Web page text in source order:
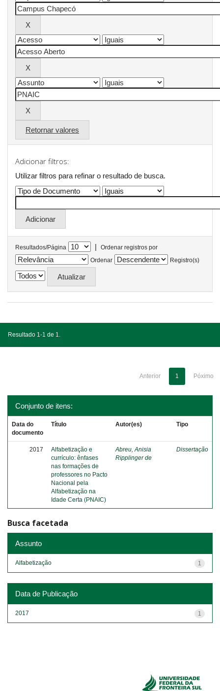
Retornar valores
Adicionar filtros:
Utilizar filtros para refinar o resultado de busca.
Resultados/Página |
Ordenar registros por
Ordenar
Registro(s)
Resultado 1-1 de 1.
Anterior 1 Póximo
Conjunto de itens:
Data do
documento
Título Autor(es) Tipo
2017
Alfabetização e
currículo: ênfases
nas formações de
professores no Pacto
Nacional pela
Alfabetização na
Idade Certa (PNAIC)
Abreu, Anisia
Ripplinger de
Dissertação
Busca facetada
Assunto
1
Alfabetização
Data de Publicação
1
2017